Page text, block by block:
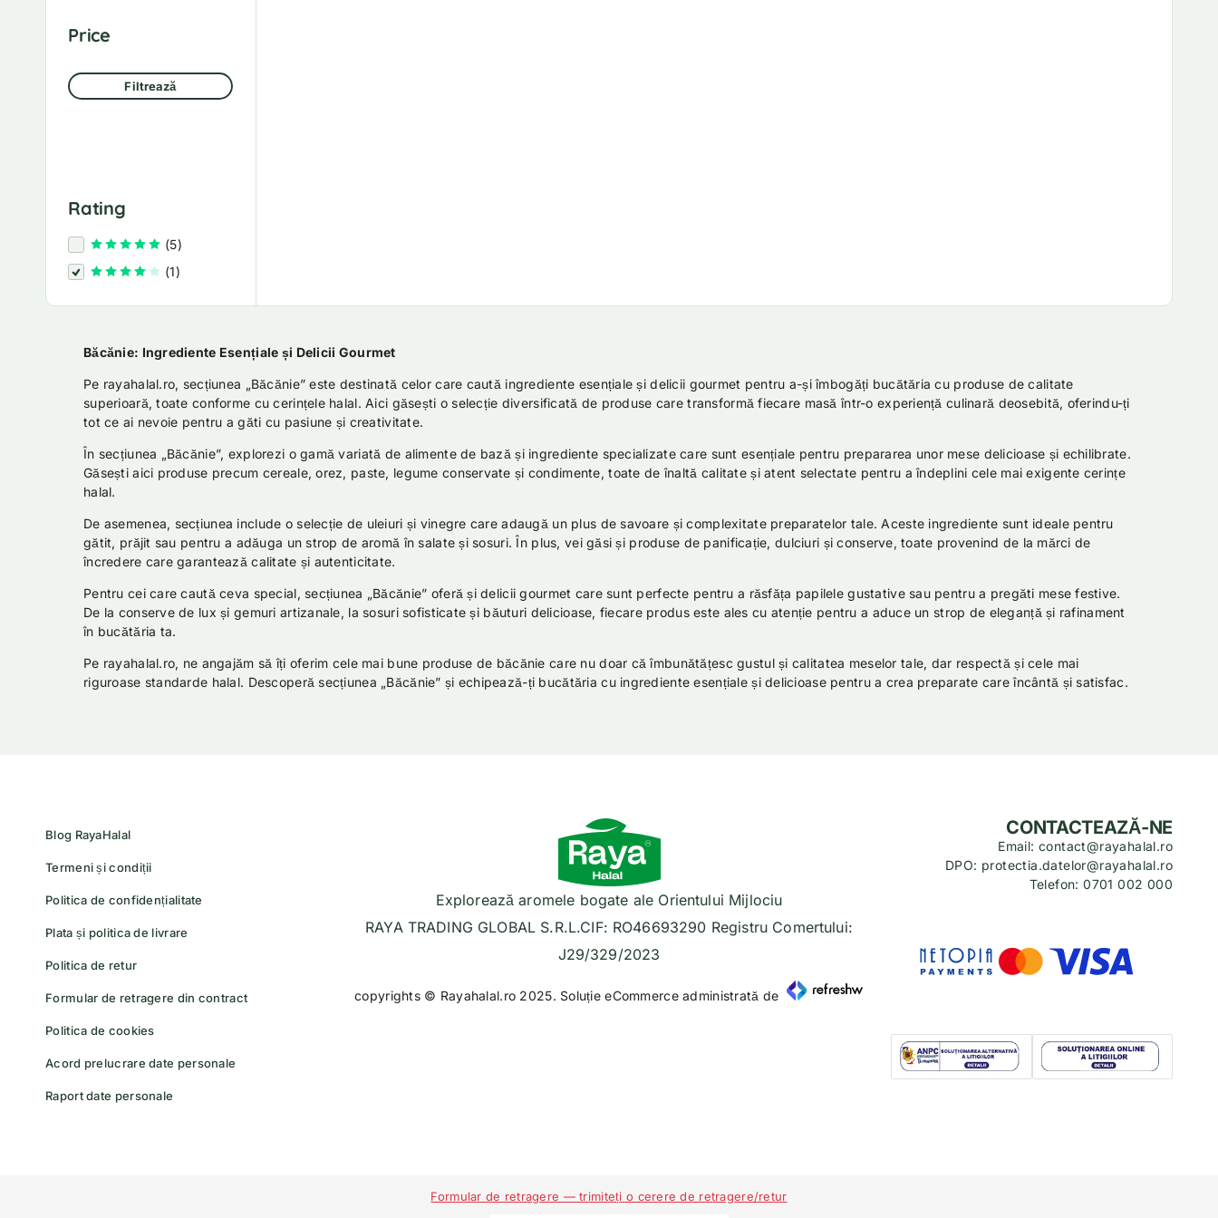
Price
Filtrează
Rating
Evaluat la
(5)
Evaluat la
(1)
Băcănie: Ingrediente Esențiale și Delicii Gourmet
Pe rayahalal.ro, secțiunea „Băcănie” este destinată celor care caută ingrediente esențiale și delicii gourmet pentru a-și îmbogăți bucătăria cu produse de calitate
superioară, toate conforme cu cerințele halal. Aici găsești o selecție diversificată de produse care transformă fiecare masă într-o experiență culinară deosebită, oferindu-ți
tot ce ai nevoie pentru a găti cu pasiune și creativitate.
În secțiunea „Băcănie”, explorezi o gamă variată de alimente de bază și ingrediente specializate care sunt esențiale pentru prepararea unor mese delicioase și echilibrate.
Găsești aici produse precum cereale, orez, paste, legume conservate și condimente, toate de înaltă calitate și atent selectate pentru a îndeplini cele mai exigente cerințe
halal.
De asemenea, secțiunea include o selecție de uleiuri și vinegre care adaugă un plus de savoare și complexitate preparatelor tale. Aceste ingrediente sunt ideale pentru
gătit, prăjit sau pentru a adăuga un strop de aromă în salate și sosuri. În plus, vei găsi și produse de panificație, dulciuri și conserve, toate provenind de la mărci de
încredere care garantează calitate și autenticitate.
Pentru cei care caută ceva special, secțiunea „Băcănie” oferă și delicii gourmet care sunt perfecte pentru a răsfăța papilele gustative sau pentru a pregăti mese festive.
De la conserve de lux și gemuri artizanale, la sosuri sofisticate și băuturi delicioase, fiecare produs este ales cu atenție pentru a aduce un strop de eleganță și rafinament
în bucătăria ta.
Pe rayahalal.ro, ne angajăm să îți oferim cele mai bune produse de băcănie care nu doar că îmbunătățesc gustul și calitatea meselor tale, dar respectă și cele mai
riguroase standarde halal. Descoperă secțiunea „Băcănie” și echipează-ți bucătăria cu ingrediente esențiale și delicioase pentru a crea preparate care încântă și satisfac.
Blog RayaHalal
Termeni și condiții
Politica de confidențialitate
Plata și politica de livrare
Politica de retur
Formular de retragere din contract
Politica de cookies
Acord prelucrare date personale
Raport date personale
Explorează aromele bogate ale Orientului Mijlociu
RAYA TRADING GLOBAL S.R.L.CIF: RO46693290 Registru Comertului:
J29/329/2023
copyrights © Rayahalal.ro 2025. Soluție eCommerce administrată de
CONTACTEAZĂ-NE
Email: contact@rayahalal.ro
DPO: protectia.datelor@rayahalal.ro
Telefon: 0701 002 000
Formular de retragere — trimiteți o cerere de retragere/retur